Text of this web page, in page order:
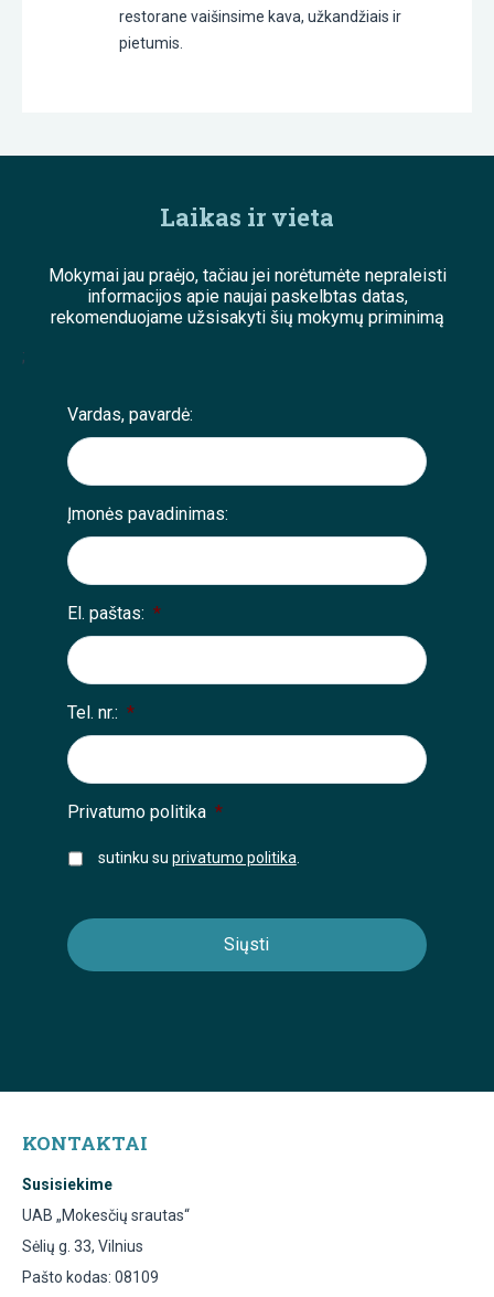
restorane vaišinsime kava, užkandžiais ir
pietumis.
Laikas ir vieta
Mokymai jau praėjo, tačiau jei norėtumėte nepraleisti
informacijos apie naujai paskelbtas datas,
rekomenduojame užsisakyti šių mokymų priminimą
;
Vardas, pavardė:
Įmonės pavadinimas:
El. paštas: *
Tel. nr.: *
Privatumo politika *
sutinku su privatumo politika
KONTAKTAI
Susisiekime
UAB „Mokesčių srautas“
Sėlių g. 33, Vilnius
Pašto kodas: 08109